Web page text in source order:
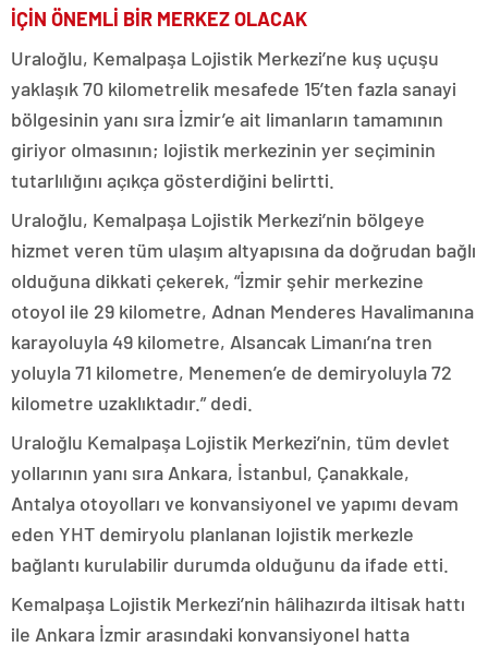
İÇİN ÖNEMLİ BİR MERKEZ OLACAK
Uraloğlu, Kemalpaşa Lojistik Merkezi’ne kuş uçuşu
yaklaşık 70 kilometrelik mesafede 15’ten fazla sanayi
bölgesinin yanı sıra İzmir’e ait limanların tamamının
giriyor olmasının; lojistik merkezinin yer seçiminin
tutarlılığını açıkça gösterdiğini belirtti.
Uraloğlu, Kemalpaşa Lojistik Merkezi’nin bölgeye
hizmet veren tüm ulaşım altyapısına da doğrudan bağlı
olduğuna dikkati çekerek, “İzmir şehir merkezine
otoyol ile 29 kilometre, Adnan Menderes Havalimanına
karayoluyla 49 kilometre, Alsancak Limanı’na tren
yoluyla 71 kilometre, Menemen’e de demiryoluyla 72
kilometre uzaklıktadır.” dedi.
Uraloğlu Kemalpaşa Lojistik Merkezi’nin, tüm devlet
yollarının yanı sıra Ankara, İstanbul, Çanakkale,
Antalya otoyolları ve konvansiyonel ve yapımı devam
eden YHT demiryolu planlanan lojistik merkezle
bağlantı kurulabilir durumda olduğunu da ifade etti.
Kemalpaşa Lojistik Merkezi’nin hâlihazırda iltisak hattı
ile Ankara İzmir arasındaki konvansiyonel hatta